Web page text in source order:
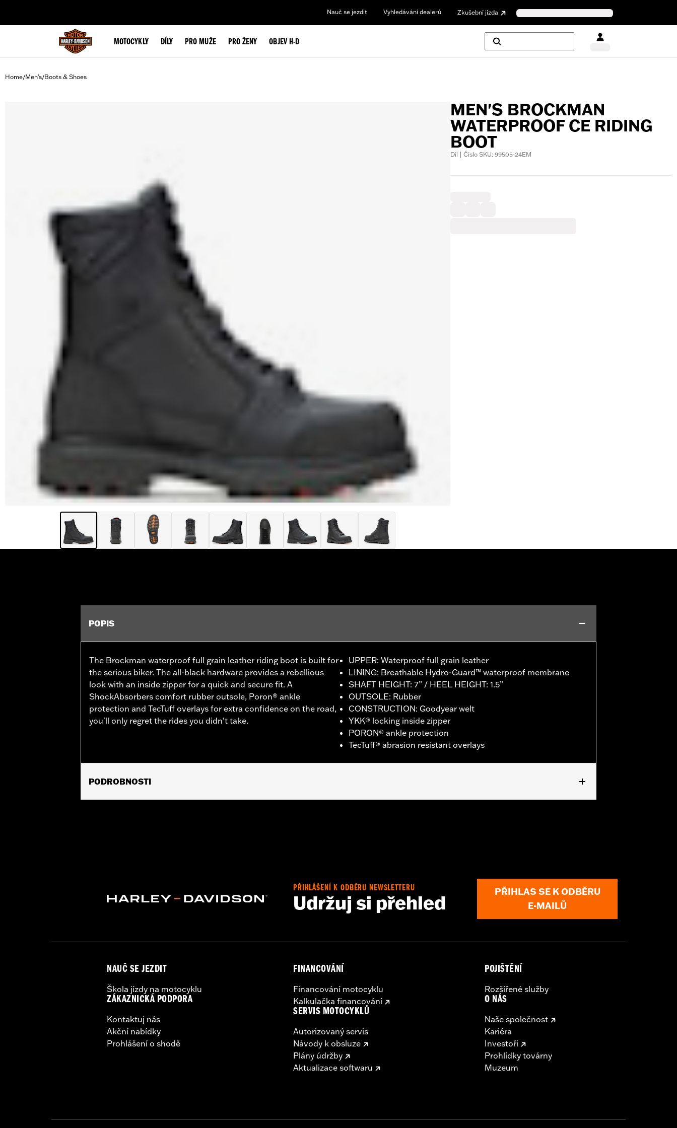
Nauč se jezdit Vyhledávání dealerů Zkušební jízda
MOTOCYKLY DÍLY PRO MUŽE PRO ŽENY OBJEV H-D
Home/Men's/Boots & Shoes
MEN'S BROCKMAN
WATERPROOF CE RIDING
BOOT
Díl | Číslo SKU: 99505-24EM
POPIS
The Brockman waterproof full grain leather riding boot is built for
the serious biker. The all-black hardware provides a rebellious
look with an inside zipper for a quick and secure fit. A
ShockAbsorbers comfort rubber outsole, Poron® ankle
protection and TecTuff overlays for extra confidence on the road,
you'll only regret the rides you didn't take.
UPPER: Waterproof full grain leather
LINING: Breathable Hydro-Guard™ waterproof membrane
SHAFT HEIGHT: 7” / HEEL HEIGHT: 1.5”
OUTSOLE: Rubber
CONSTRUCTION: Goodyear welt
YKK® locking inside zipper
PORON® ankle protection
TecTuff® abrasion resistant overlays
PODROBNOSTI
PŘIHLÁŠENÍ K ODBĚRU NEWSLETTERU
Udržuj si přehled
PŘIHLAS SE K ODBĚRU
E-MAILŮ
NAUČ SE JEZDIT
Škola jízdy na motocyklu
ZÁKAZNICKÁ PODPORA
Kontaktuj nás
Akční nabídky
Prohlášení o shodě
FINANCOVÁNÍ
Financování motocyklu
Kalkulačka financování
SERVIS MOTOCYKLŮ
Autorizovaný servis
Návody k obsluze
Plány údržby
Aktualizace softwaru
POJIŠTĚNÍ
Rozšířené služby
O NÁS
Naše společnost
Kariéra
Investoři
Prohlídky továrny
Muzeum